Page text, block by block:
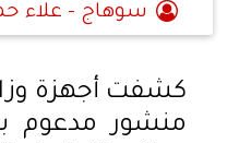
سوهاج - علاء
كشفت أجهزة
منشور مدعوم